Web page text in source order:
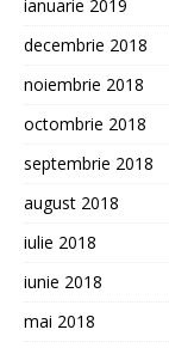
ianuarie 2019
decembrie 2018
noiembrie 2018
octombrie 2018
septembrie 2018
august 2018
iulie 2018
iunie 2018
mai 2018